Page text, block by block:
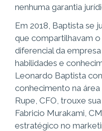
nenhuma garantia
Em 2018, Baptista se
que compartilhavam
diferencial da
habilidades e
Leonardo Baptista
conhecimento na
Rupe, CFO, trouxe
Fabricio Murakami,
estratégico no